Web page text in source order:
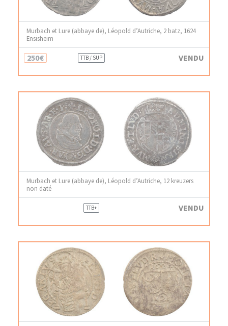
Murbach et Lure (abbaye de), Léopold d’Autriche, 2 batz, 1624
Ensisheim
250€ TTB / SUP VENDU
Murbach et Lure (abbaye de), Léopold d’Autriche, 12 kreuzers
non daté
TTB+ VENDU